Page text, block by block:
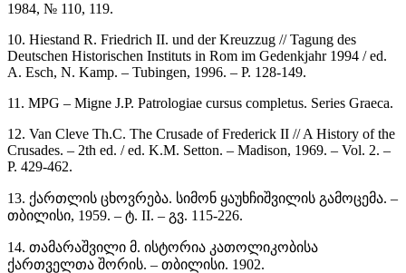
1984, № 110, 119.
10. Hiestand R. Friedrich II. und der Kreuzzug // Tagung des
Deutschen Historischen Instituts in Rom im Gedenkjahr 1994 / ed.
A. Esch, N. Kamp. – Tubingen, 1996. – P. 128-149.
11. МPG – Migne J.P. Patrologiae cursus completus. Series Graeca.
12. Van Cleve Th.C. The Crusade of Frederick II // A History of the
Crusades. – 2th ed. / ed. K.M. Setton. – Madison, 1969. – Vol. 2. –
P. 429-462.
13. ქართლის ცხოვრება. სიმონ ყაუხჩიშვილის გამოცემა. –
თბილისი, 1959. – ტ. II. – გვ. 115-226.
14. თამარაშვილი მ. ისტორია კათოლიკობისა
ქართველთა შორის. – თბილისი. 1902.